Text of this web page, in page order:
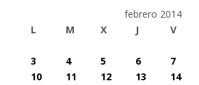
febrero 2014
L
M X J V
3
4 5 6 7
10
11 12 13 14